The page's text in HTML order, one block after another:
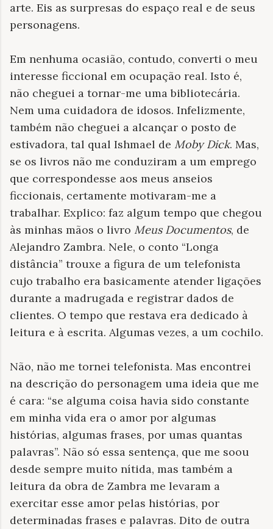
arte. Eis as surpresas do espaço real e de seus
personagens.
Em nenhuma ocasião, contudo, converti o meu
interesse ficcional em ocupação real. Isto é,
não cheguei a tornar-me uma bibliotecária.
Nem uma cuidadora de idosos. Infelizmente,
também não cheguei a alcançar o posto de
estivadora, tal qual Ishmael de Moby Dick. Mas,
se os livros não me conduziram a um emprego
que correspondesse aos meus anseios
ficcionais, certamente motivaram-me a
trabalhar. Explico: faz algum tempo que chegou
às minhas mãos o livro Meus Documentos, de
Alejandro Zambra. Nele, o conto “Longa
distância” trouxe a figura de um telefonista
cujo trabalho era basicamente atender ligações
durante a madrugada e registrar dados de
clientes. O tempo que restava era dedicado à
leitura e à escrita. Algumas vezes, a um cochilo.
Não, não me tornei telefonista. Mas encontrei
na descrição do personagem uma ideia que me
é cara: “se alguma coisa havia sido constante
em minha vida era o amor por algumas
histórias, algumas frases, por umas quantas
palavras”. Não só essa sentença, que me soou
desde sempre muito nítida, mas também a
leitura da obra de Zambra me levaram a
exercitar esse amor pelas histórias, por
determinadas frases e palavras. Dito de outra